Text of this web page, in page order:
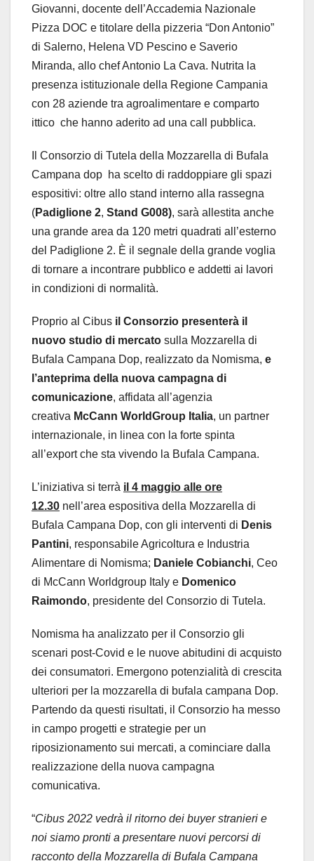
Giovanni, docente dell’Accademia Nazionale
Pizza DOC e titolare della pizzeria “Don Antonio”
di Salerno, Helena VD Pescino e Saverio
Miranda, allo chef Antonio La Cava. Nutrita la
presenza istituzionale della Regione Campania
con 28 aziende tra agroalimentare e comparto
ittico che hanno aderito ad una call pubblica.
Il Consorzio di Tutela della Mozzarella di Bufala
Campana dop ha scelto di raddoppiare gli spazi
espositivi: oltre allo stand interno alla rassegna
(Padiglione 2, Stand G008), sarà allestita anche
una grande area da 120 metri quadrati all’esterno
del Padiglione 2. È il segnale della grande voglia
di tornare a incontrare pubblico e addetti ai lavori
in condizioni di normalità.
Proprio al Cibus il Consorzio presenterà il
nuovo studio di mercato sulla Mozzarella di
Bufala Campana Dop, realizzato da Nomisma, e
l’anteprima della nuova campagna di
comunicazione, affidata all’agenzia
creativa McCann WorldGroup Italia, un partner
internazionale, in linea con la forte spinta
all’export che sta vivendo la Bufala Campana.
L’iniziativa si terrà il 4 maggio alle ore
12.30 nell’area espositiva della Mozzarella di
Bufala Campana Dop, con gli interventi di Denis
Pantini, responsabile Agricoltura e Industria
Alimentare di Nomisma; Daniele Cobianchi, Ceo
di McCann Worldgroup Italy e Domenico
Raimondo, presidente del Consorzio di Tutela.
Nomisma ha analizzato per il Consorzio gli
scenari post-Covid e le nuove abitudini di acquisto
dei consumatori. Emergono potenzialità di crescita
ulteriori per la mozzarella di bufala campana Dop.
Partendo da questi risultati, il Consorzio ha messo
in campo progetti e strategie per un
riposizionamento sui mercati, a cominciare dalla
realizzazione della nuova campagna
comunicativa.
“Cibus 2022 vedrà il ritorno dei buyer stranieri e
noi siamo pronti a presentare nuovi percorsi di
racconto della Mozzarella di Bufala Campana